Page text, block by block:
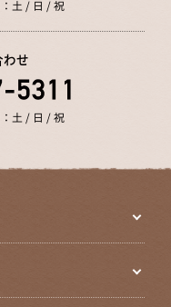
土 / 日 / 祝
わせ
土 / 日 / 祝